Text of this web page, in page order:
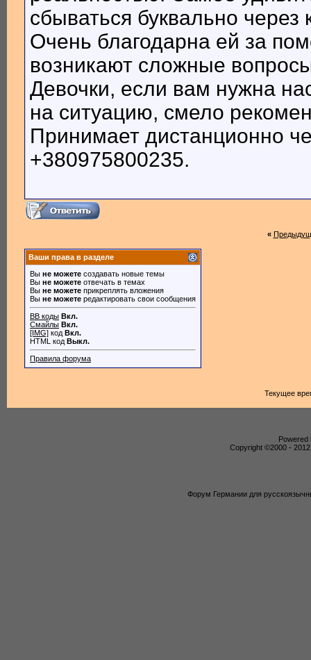
сбываться буквально через
Очень благодарна ей за
возникают сложные
Девочки, если вам нужна
на ситуацию, смело
Принимает дистанционно
+380975800235.
«
Ваши права в разделе
Вы не можете создавать новые темы
Вы не можете отвечать в темах
Вы не можете прикреплять вложения
Вы не можете редактировать свои сообщения
BB коды Вкл.
Смайлы Вкл.
[IMG] код Вкл.
HTML код Выкл.
Правила форума
Текущее
Powered
Copyright ©2000 -
Форум Германии для